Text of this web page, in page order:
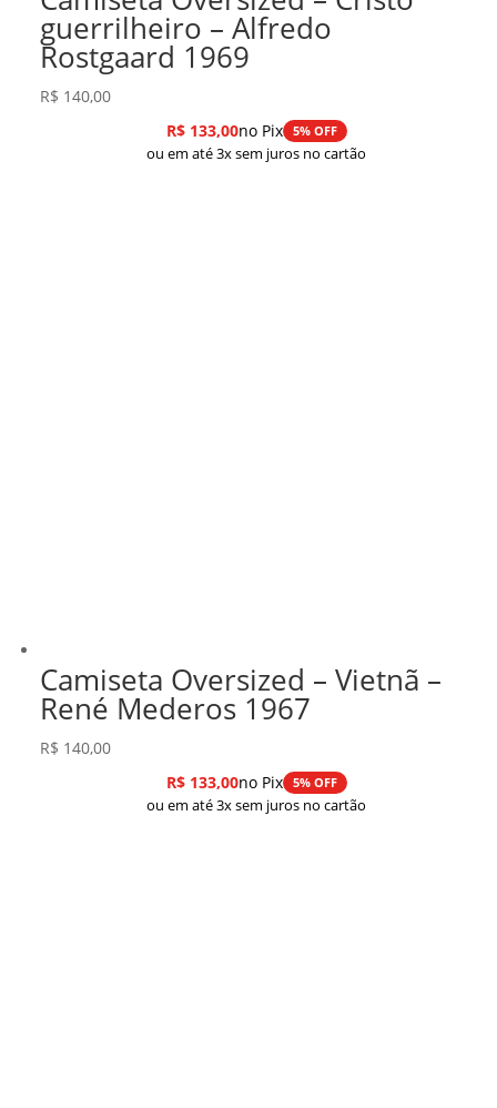
guerrilheiro – Alfredo
Rostgaard 1969
R$ 140,00
R$133,00no Pix 5% OFF
ou em até 3x sem juros no cartão
Camiseta Oversized – Vietnã –
René Mederos 1967
R$ 140,00
R$133,00no Pix 5% OFF
ou em até 3x sem juros no cartão